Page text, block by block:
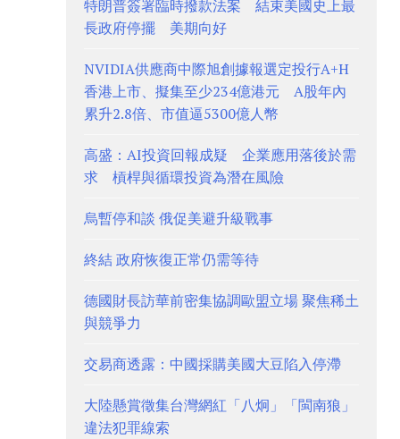
特朗普簽署臨時撥款法案 結束美國史上最
長政府停擺 美期向好
NVIDIA供應商中際旭創據報選定投行A+H
香港上市、擬集至少234億港元 A股年內
累升2.8倍、市值逼5300億人幣
高盛：AI投資回報成疑 企業應用落後於需
求 槓桿與循環投資為潛在風險
烏暫停和談 俄促美避升級戰事
終結 政府恢復正常仍需等待
德國財長訪華前密集協調歐盟立場 聚焦稀土
與競爭力
交易商透露：中國採購美國大豆陷入停滯
大陸懸賞徵集台灣網紅「八炯」「閩南狼」
違法犯罪線索